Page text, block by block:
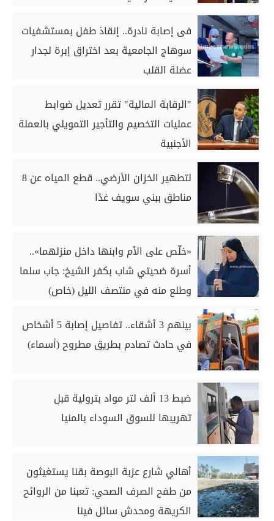
فى إصابة نادرة.. إنقاذ طفل بمستشفيات
سوهاج الجامعية بعد اختراق إبرة لجدار
عضلة القلب
"الرقابة المالية" تقرر تعديل ضوابط
عمليات التخصيم والتأجير التمويلي بالعملة
الأجنبية
لتطهير الخزان الأرضي.. قطع المياه عن 8
مناطق ببني سويف غدًا
«خلّص على الأم وابنها داخل منزلهما»..
أسرة ضحيتي شاب بكفر الشيخ: جاب سلما
وطلع منه في منتصف الليل (خاص)
بينهم 3 أشقاء.. تفاصيل إصابة 5 أشخاص
في حادث تصادم بطريق مطروح (أسماء)
ضبط 13 ألف لتر مواد بترولية قبل
تهريبها للسوق السوداء بالمنيا
أهالي شارع عزبة البوصة بقنا يستغيثون
من طفح الصرف الصحي: تعبنا من الروائح
الكريهة ومحدش سائل فينا